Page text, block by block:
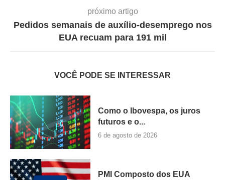
próximo artigo
Pedidos semanais de auxílio-desemprego nos
EUA recuam para 191 mil
VOCÊ PODE SE INTERESSAR
Como o Ibovespa, os juros
futuros e o...
6 de agosto de 2026
PMI Composto dos EUA